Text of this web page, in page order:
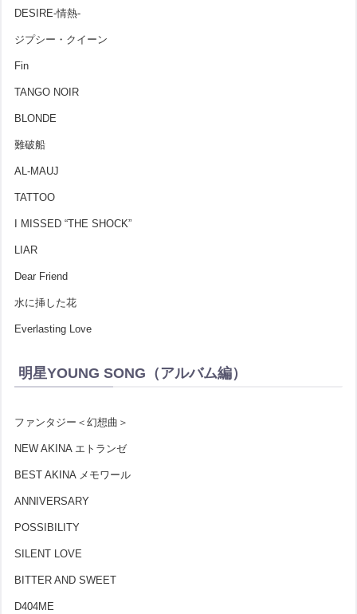
DESIRE-情熱-
ジプシー・クイーン
Fin
TANGO NOIR
BLONDE
難破船
AL-MAUJ
TATTOO
I MISSED “THE SHOCK”
LIAR
Dear Friend
水に挿した花
Everlasting Love
明星YOUNG SONG（アルバム編）
ファンタジー＜幻想曲＞
NEW AKINA エトランゼ
BEST AKINA メモワール
ANNIVERSARY
POSSIBILITY
SILENT LOVE
BITTER AND SWEET
D404ME